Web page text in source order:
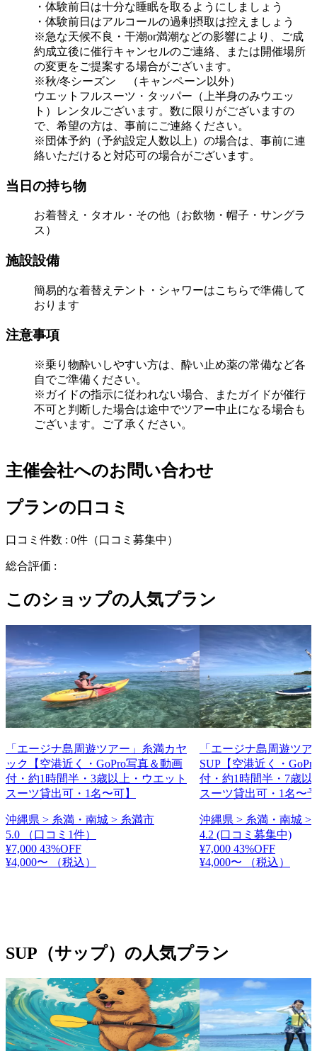
・体験前日は十分な睡眠を取るようにしましょう
・体験前日はアルコールの過剰摂取は控えましょう
※急な天候不良・干潮or満潮などの影響により、ご成
約成立後に催行キャンセルのご連絡、または開催場所
の変更をご提案する場合がございます。
※秋/冬シーズン （キャンペーン以外）
ウエットフルスーツ・タッパー（上半身のみウエッ
ト）レンタルございます。数に限りがございますの
で、希望の方は、事前にご連絡ください。
※団体予約（予約設定人数以上）の場合は、事前に連
絡いただけると対応可の場合がございます。
当日の持ち物
お着替え・タオル・その他（お飲物・帽子・サングラ
ス）
施設設備
簡易的な着替えテント・シャワーはこちらで準備して
おります
注意事項
※乗り物酔いしやすい方は、酔い止め薬の常備など各
自でご準備ください。
※ガイドの指示に従われない場合、またガイドが催行
不可と判断した場合は途中でツアー中止になる場合も
ございます。ご了承ください。
主催会社へのお問い合わせ
プランの口コミ
口コミ件数 : 0件 （口コミ募集中）
総合評価 :
このショップの人気プラン
「エージナ島周遊ツアー」糸満カヤ
ック【空港近く・GoPro写真＆動画
付・約1時間半・3歳以上・ウエット
スーツ貸出可・1名〜可】
沖縄県 > 糸満・南城 > 糸満市
5.0
（口コミ1件）
¥7,000 43%OFF
¥4,000〜
（税込）
「エージナ島周遊ツ
SUP【空港近く・
付・約1時間半・7歳以
スーツ貸出可・1名〜
沖縄県 > 糸満・南城 >
4.2 (口コミ募集中)
¥7,000 43%OFF
¥4,000〜
（税込）
SUP（サップ）の人気プラン